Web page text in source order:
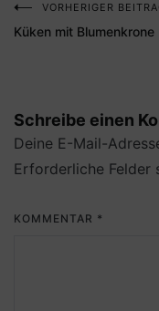
VORHERIGER
Küken mit Blumenkrone
Schreibe einen
Deine E-Mail-
Erforderliche Felder
KOMMENTAR *